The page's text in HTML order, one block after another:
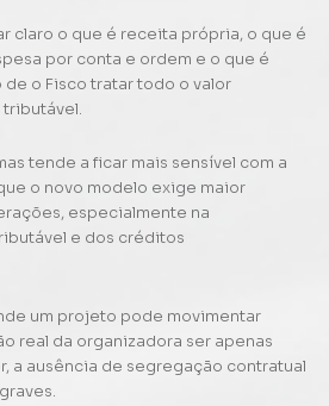
claro o que é receita própria, o que é
por conta e ordem e o que é
o Fisco tratar todo o valor
tende a ficar mais sensível com a
o novo modelo exige maior
especialmente na
e dos créditos
um projeto pode movimentar
real da organizadora ser apenas
a ausência de segregação contratual